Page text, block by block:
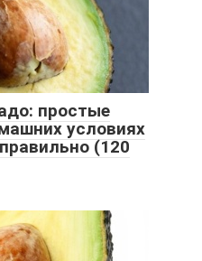
простые
условиях
(120